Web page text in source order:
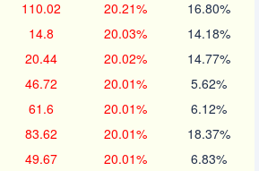
110.02 20.21% 16.80%
14.8 20.03% 14.18%
20.44 20.02% 14.77%
46.72 20.01% 5.62%
61.6 20.01% 6.12%
83.62 20.01% 18.37%
49.67 20.01% 6.83%